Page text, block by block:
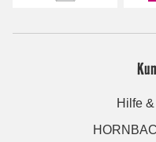
Hilfe